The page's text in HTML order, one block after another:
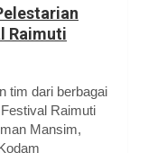
Raimuti
tim dari berbagai
Raimuti
Mansim,